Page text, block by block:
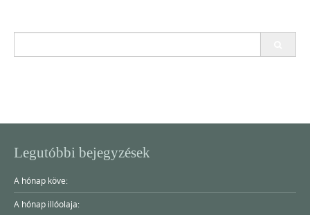
Legutóbbi bejegyzések
A hónap köve:
A hónap illóolaja: